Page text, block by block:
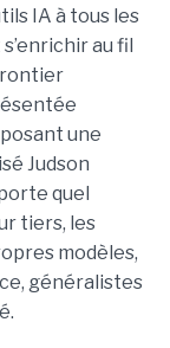
IA à tous les
au fil
une
Judson
quel
tiers, les
modèles,
généralistes